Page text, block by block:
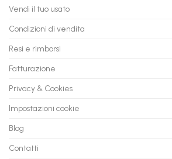
Vendi il tuo usato
Condizioni di vendita
Resi e rimborsi
Fatturazione
Privacy & Cookies
Impostazioni cookie
Blog
Contatti